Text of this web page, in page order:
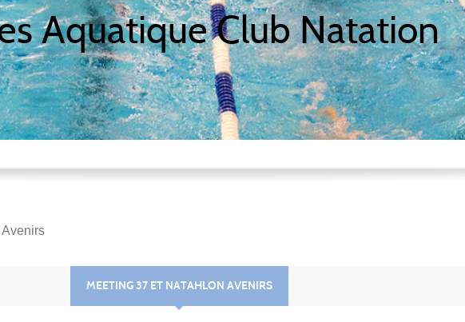
Aquatique Club Natation
MEETING 37 ET NATAHLON AVENIRS